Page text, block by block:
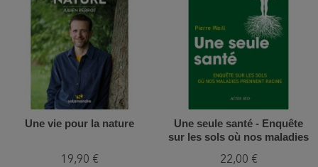
Une vie pour la nature
19,90 €
Une seule santé - Enquête
sur les sols où nos maladies
22,00 €